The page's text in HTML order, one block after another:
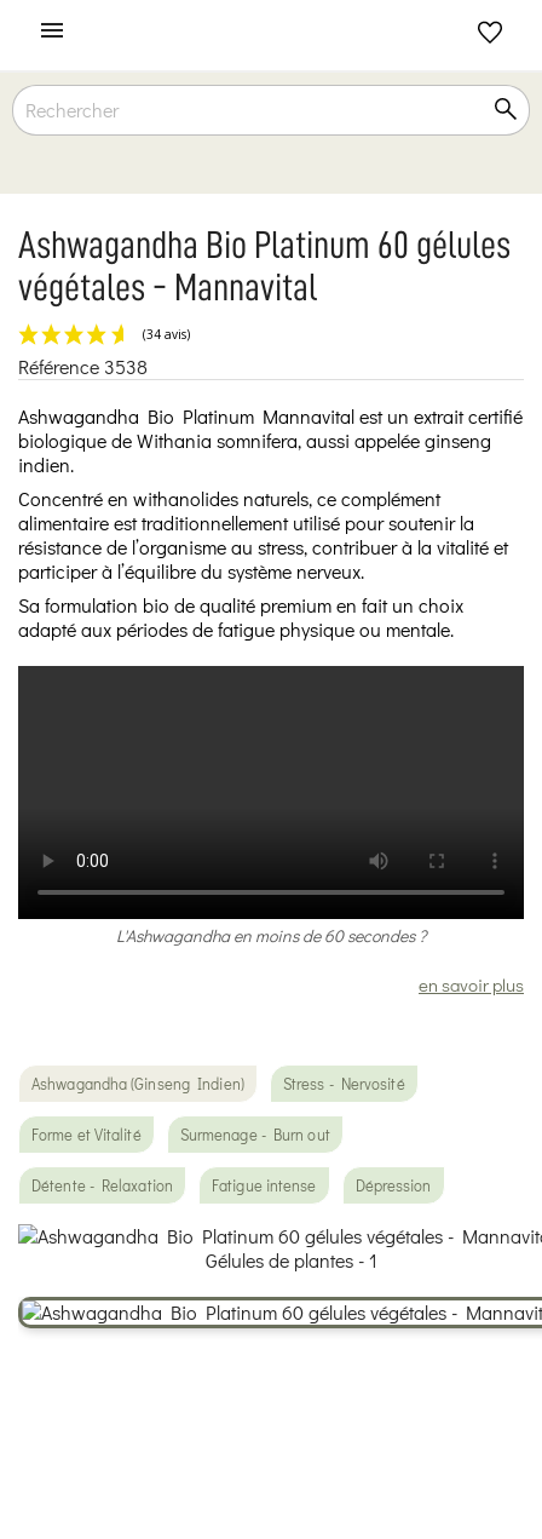

Ashwagandha Bio Platinum 60 gélules
végétales - Mannavital
Référence 3538
Ashwagandha Bio Platinum Mannavital est un extrait certifié
biologique de Withania somnifera, aussi appelée ginseng
indien.
Concentré en withanolides naturels, ce complément
alimentaire est traditionnellement utilisé pour soutenir la
résistance de l’organisme au stress, contribuer à la vitalité et
participer à l’équilibre du système nerveux.
Sa formulation bio de qualité premium en fait un choix
adapté aux périodes de fatigue physique ou mentale.
L'Ashwagandha en moins de 60 secondes ?
en savoir plus
Ashwagandha (Ginseng Indien) Stress - Nervosité
Forme et Vitalité Surmenage - Burn out
Détente - Relaxation Fatigue intense Dépression